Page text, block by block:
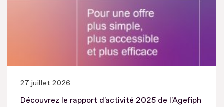
27 juillet 2026
Découvrez le rapport d'activité 2025 de l'Agefiph